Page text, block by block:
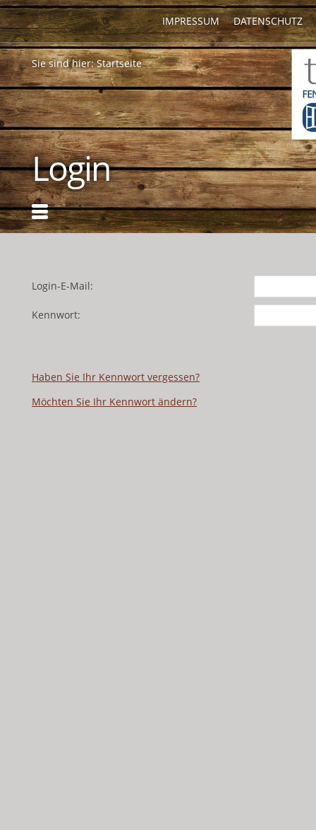
Sie sind hier:Startseite
DATENSCHUTZ
IMPRESSUM
Login
Login-E-Mail:
Kennwort:
Haben Sie Ihr Kennwort vergessen?
Möchten Sie Ihr Kennwort ändern?